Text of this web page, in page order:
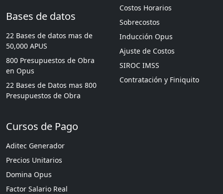
Bases de datos
22 Bases de datos mas de
50,000 APUS
800 Presupuestos de Obra
en Opus
22 Bases de Datos mas 800
Presupuestos de Obra
Costos Horarios
Sobrecostos
Inducción Opus
Ajuste de Costos
SIROC IMSS
Contratación y Finiquito
Cursos de Pago
Aditec Generador
Precios Unitarios
Domina Opus
Factor Salario Real